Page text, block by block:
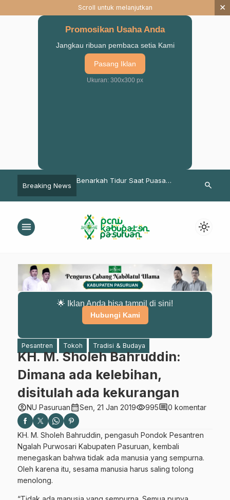
Scroll untuk melanjutkan ×
Promosikan Usaha Anda
Jangkau ribuan pembaca setia Kami
Pasang Iklan
Ukuran: 300x300 px
Breaking News
Tinggi
Benarkah Tidur Saat Puasa
Tingkatkan
Pasuruan
search
menu light_mode
🌟 Iklan Anda bisa tampil di sini!
Hubungi Kami
Pesantren Tokoh Tradisi & Budaya
KH. M. Sholeh Bahruddin:
Dimana ada kelebihan,
disitulah ada kekurangan
account_circleNU Pasuruancalendar_monthSen, 21 Jan 2019visibility995comment0 komentar
KH. M. Sholeh Bahruddin, pengasuh Pondok Pesantren
Ngalah Purwosari Kabupaten Pasuruan, kembali
menegaskan bahwa tidak ada manusia yang sempurna.
Oleh karena itu, sesama manusia harus saling tolong
menolong.